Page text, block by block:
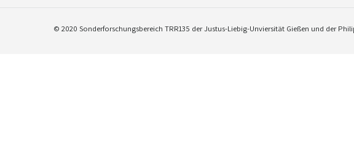
© 2020 Sonderforschungsbereich TRR135 der Justus-Liebig-Unviersität Gießen und der